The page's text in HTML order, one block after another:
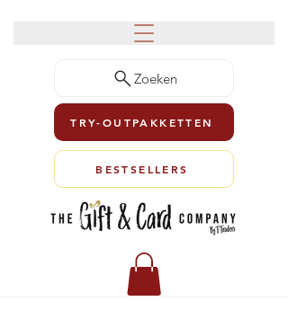
Zoeken
TRY-OUTPAKKETTEN
BESTSELLERS